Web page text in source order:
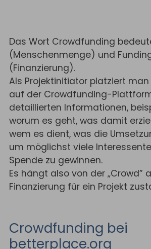
Das Wort Crowdfunding
(Menschenmenge) und
(Finanzierung).
Als Projektinitiator platziert man
auf der Crowdfunding-
detaillierten Informationen,
worum es geht, was damit
wem es dient, was die
um möglichst viele
Spende zu gewinnen.
Es hängt also von der „Crowd”
Finanzierung für ein Projekt
Crowdfunding bei
betterplace.org